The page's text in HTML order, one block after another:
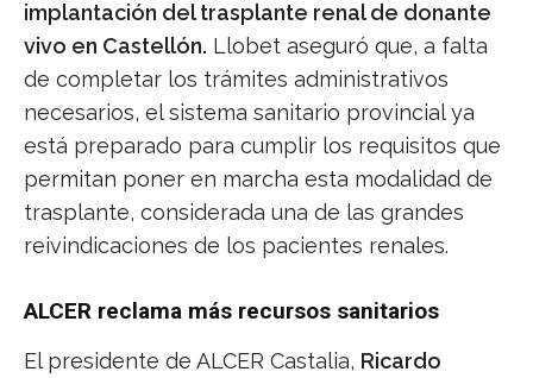
implantación del trasplante renal de donante
vivo en Castellón. Llobet aseguró que, a falta
de completar los trámites administrativos
necesarios, el sistema sanitario provincial ya
está preparado para cumplir los requisitos que
permitan poner en marcha esta modalidad de
trasplante, considerada una de las grandes
reivindicaciones de los pacientes renales.
ALCER reclama más recursos sanitarios
El presidente de ALCER Castalia, Ricardo